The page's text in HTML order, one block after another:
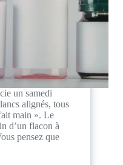
un samedi
alignés, tous
main ». Le
d’un flacon à
pensez que